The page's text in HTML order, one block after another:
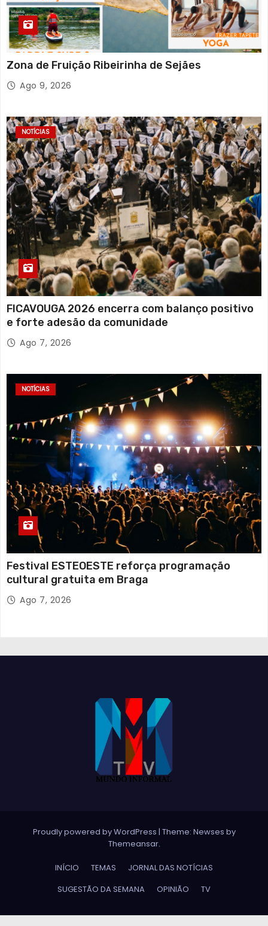
Zona de Fruição Ribeirinha de Sejães
Ago 9, 2026
NOTÍCIAS
FICAVOUGA 2026 encerra com balanço positivo
e forte adesão da comunidade
Ago 7, 2026
NOTÍCIAS
Festival ESTEOESTE reforça programação
cultural gratuita em Braga
Ago 7, 2026
Proudly powered by WordPress | Theme: Newses by
Themeansar.
INÍCIO TEMAS
JORNAL DAS NOTÍCIAS
SUGESTÃO DA SEMANA
OPINIÃO TV